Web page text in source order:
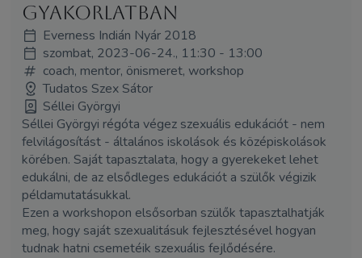
gyakorlatban
Everness Indián Nyár 2018
szombat, 2023-06-24., 11:30 - 13:00
coach, mentor, önismeret, workshop
Tudatos Szex Sátor
Séllei Györgyi
Séllei Györgyi régóta végez szexuális edukációt - nem
felvilágosítást - általános iskolások és középiskolások
körében. Saját tapasztalata, hogy a gyerekeket lehet
edukálni, de az elsődleges edukációt a szülők végizik
példamutatásukkal.
Ezen a workshopon elsősorban szülők tapasztalhatják
meg, hogy saját szexualitásuk fejlesztésével hogyan
tudnak hatni csemetéik szexuális fejlődésére.